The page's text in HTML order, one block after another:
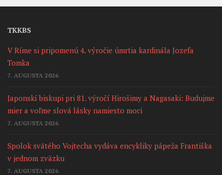
TKKBS
V Ríme si pripomenú 4. výročie úmrtia kardinála Jozefa
Tomka
7. AUGUSTA 2026
Japonskí biskupi pri 81. výročí Hirošimy a Nagasaki: Budujme
mier a voľme slová lásky namiesto moci
7. AUGUSTA 2026
Spolok svätého Vojtecha vydáva encykliky pápeža Františka
v jednom zväzku
7. AUGUSTA 2026